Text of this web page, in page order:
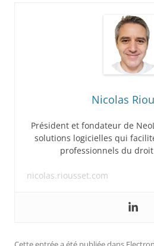
Nicolas
Président et fondateur de
solutions logicielles qui
professionnels du
nicolas.riousset.com